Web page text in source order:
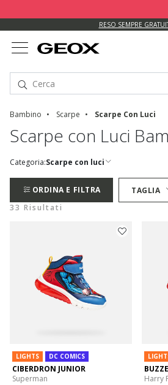
RESO SEMPRE
Bambino Scarpe Scarpe Con Luci
Scarpe con Luci
Categoria:Scarpe con luci
ORDINA E FILTRA TAGLIA
33 Risultati
LIGHTS DC COMICS
CIBERDRON JUNIOR
Superman
Harry